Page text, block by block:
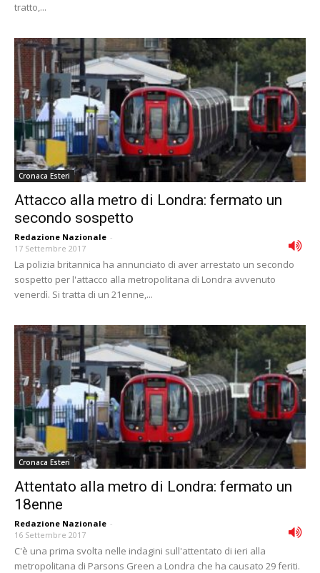
tratto,...
Cronaca Esteri
Attacco alla metro di Londra: fermato un
secondo sospetto
Redazione Nazionale -
17 Settembre 2017
La polizia britannica ha annunciato di aver arrestato un secondo
sospetto per l'attacco alla metropolitana di Londra avvenuto
venerdì. Si tratta di un 21enne,...
Cronaca Esteri
Attentato alla metro di Londra: fermato un
18enne
Redazione Nazionale -
16 Settembre 2017
C'è una prima svolta nelle indagini sull'attentato di ieri alla
metropolitana di Parsons Green a Londra che ha causato 29 feriti.